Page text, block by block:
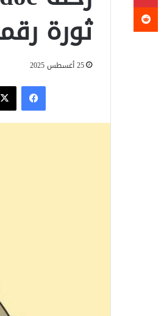
ثورة
25 أغسطس 2025
فيسبوك